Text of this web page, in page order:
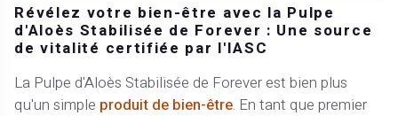
Révélez votre bien-être avec la Pulpe
d'Aloès Stabilisée de Forever : Une source
de vitalité certifiée par l'IASC
La Pulpe d'Aloès Stabilisée de Forever est bien plus
qu'un simple produit de bien-être. En tant que premier